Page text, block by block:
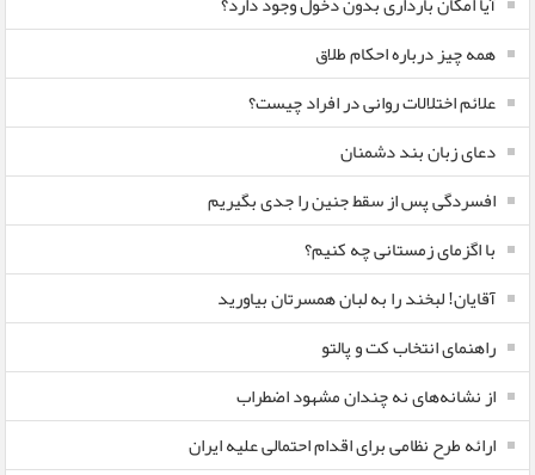
همه چیز درباره احکام طلاق
علائم اختلالات روانی در افراد چیست؟
دعای زبان بند دشمنان
افسردگی پس از سقط جنین را جدی بگیریم
با اگزمای زمستانی چه کنیم؟
آقایان! لبخند را به لبان همسرتان بیاورید
راهنمای انتخاب کت و پالتو
از نشانه‌های نه چندان مشهود اضطراب
ارائه طرح نظامی برای اقدام احتمالی علیه ایران